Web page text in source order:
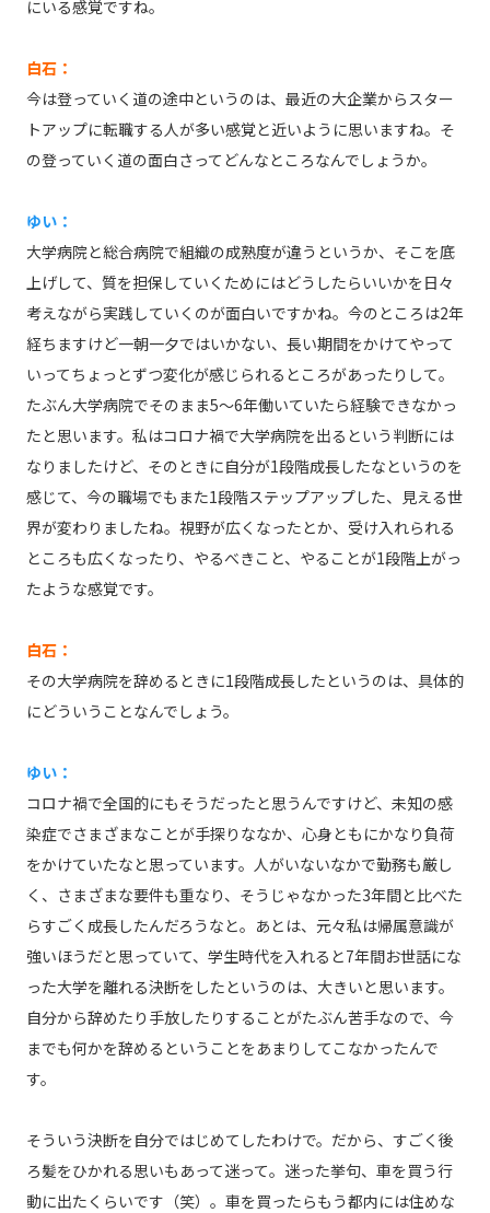
にいる感覚ですね。
白石：
今は登っていく道の途中というのは、最近の大企業からスター
トアップに転職する人が多い感覚と近いように思いますね。そ
の登っていく道の面白さってどんなところなんでしょうか。
ゆい：
大学病院と総合病院で組織の成熟度が違うというか、そこを底
上げして、質を担保していくためにはどうしたらいいかを日々
考えながら実践していくのが面白いですかね。今のところは2年
経ちますけど一朝一夕ではいかない、長い期間をかけてやって
いってちょっとずつ変化が感じられるところがあったりして。
たぶん大学病院でそのまま5～6年働いていたら経験できなかっ
たと思います。私はコロナ禍で大学病院を出るという判断には
なりましたけど、そのときに自分が1段階成長したなというのを
感じて、今の職場でもまた1段階ステップアップした、見える世
界が変わりましたね。視野が広くなったとか、受け入れられる
ところも広くなったり、やるべきこと、やることが1段階上がっ
たような感覚です。
白石：
その大学病院を辞めるときに1段階成長したというのは、具体的
にどういうことなんでしょう。
ゆい：
コロナ禍で全国的にもそうだったと思うんですけど、未知の感
染症でさまざまなことが手探りななか、心身ともにかなり負荷
をかけていたなと思っています。人がいないなかで勤務も厳し
く、さまざまな要件も重なり、そうじゃなかった3年間と比べた
らすごく成長したんだろうなと。あとは、元々私は帰属意識が
強いほうだと思っていて、学生時代を入れると7年間お世話にな
った大学を離れる決断をしたというのは、大きいと思います。
自分から辞めたり手放したりすることがたぶん苦手なので、今
までも何かを辞めるということをあまりしてこなかったんで
す。
そういう決断を自分ではじめてしたわけで。だから、すごく後
ろ髪をひかれる思いもあって迷って。迷った挙句、車を買う行
動に出たくらいです（笑）。車を買ったらもう都内には住めな